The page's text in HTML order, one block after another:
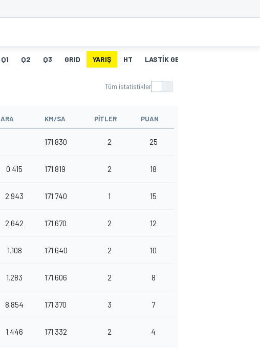
Q1 Q2 Q3 GRID YARIŞ HT LASTIK GEÇMIŞI
Tüm istatistikler
ARA KM/SA PITLER PUAN
171.830 2 25
0.415 171.819 2 18
2.943 171.740 1 15
2.642 171.670 2 12
1.108 171.640 2 10
1.283 171.606 2 8
8.854 171.370 3 7
1.446 171.332 2 4